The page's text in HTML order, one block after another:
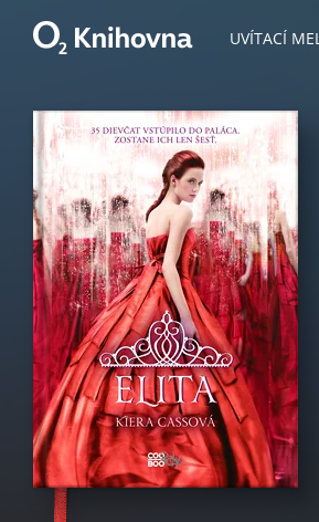
UVÍTACÍ